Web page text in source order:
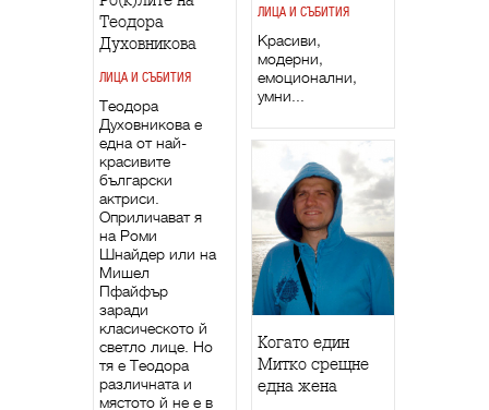
ЛИЦА И СЪБИТИЯ
Красиви,
модерни,
емоционални,
умни...
Теодора
Духовникова
ЛИЦА И СЪБИТИЯ
Теодора
Духовникова е
една от най-
красивите
български
актриси.
Оприличават я
на Роми
Шнайдер или на
Мишел
Пфайфър
заради
класическото й
светло лице. Но
тя е Теодора
различната и
мястото й не е в
Когато един
Митко срещне
една жена